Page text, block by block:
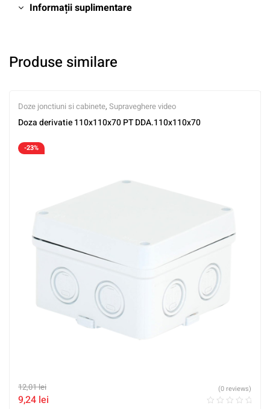
Informații suplimentare
Produse similare
Doze jonctiuni si cabinete, Supraveghere video
Doza derivatie 110x110x70 PT DDA.110x110x70
-23%
12,01lei
9,24 lei
(0 reviews)